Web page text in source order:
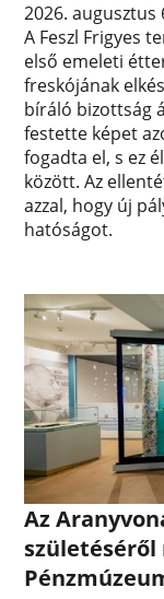
2026. augusztus
A Feszl Frigyes
első emeleti
freskójának
bíráló bizottság
festette képet
fogadta el, s ez
között. Az
azzal, hogy új
hatóságot.
Az